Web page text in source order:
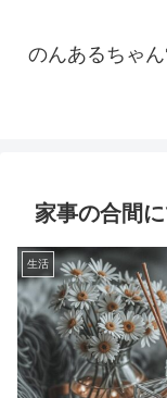
のんあるちゃ
家事の合間
生活